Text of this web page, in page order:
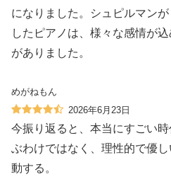
になりました。シュピルマン
したピアノは、様々な感情が
がありました。
めがねもん
2026年6月23日
今振り返ると、本当にすごい
ぶわけではなく、理性的で優
動する。